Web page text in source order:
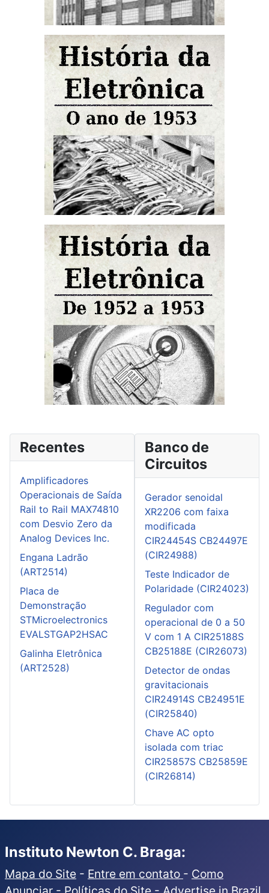
Recentes
Amplificadores
Operacionais de Saída
Rail to Rail MAX74810
com Desvio Zero da
Analog Devices Inc.
Engana Ladrão
(ART2514)
Placa de
Demonstração
STMicroelectronics
EVALSTGAP2HSAC
Galinha Eletrônica
(ART2528)
Banco de
Circuitos
Gerador senoidal
XR2206 com faixa
modificada
CIR24454S CB24497E
(CIR24988)
Teste Indicador de
Polaridade (CIR24023)
Regulador com
operacional de 0 a 50
V com 1 A CIR25188S
CB25188E (CIR26073)
Detector de ondas
gravitacionais
CIR24914S CB24951E
(CIR25840)
Chave AC opto
isolada com triac
CIR25857S CB25859E
(CIR26814)
Instituto Newton C. Braga:
Mapa do Site - Entre em contato - Como